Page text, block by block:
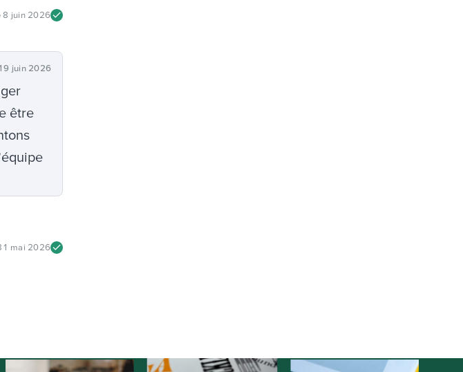
8 juin 2026
juin 2026
être
mai 2026